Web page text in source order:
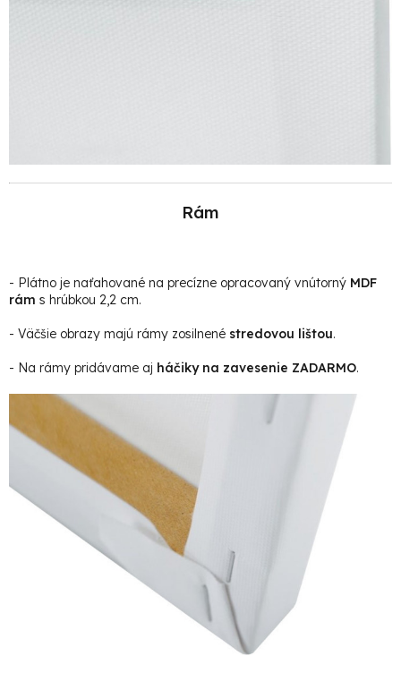
Rám
- Plátno je naťahované na precízne opracovaný vnútorný MDF
rám s hrúbkou 2,2 cm.
- Väčšie obrazy majú rámy zosilnené stredovou lištou.
- Na rámy pridávame aj háčiky na zavesenie ZADARMO.